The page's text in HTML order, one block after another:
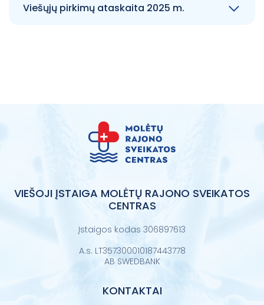
Tvarkos ir reglamentai
Viešųjų pirkimų ataskaita 2025 m.
VIEŠOJI ĮSTAIGA MOLĖTŲ RAJONO SVEIKATOS
CENTRAS
Įstaigos kodas 306897613
A.s. LT357300010187443778
AB SWEDBANK
KONTAKTAI